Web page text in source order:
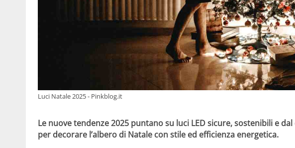
Luci Natale 2025 - Pinkblog.it
Le nuove tendenze 2025 puntano su luci LED sicure, sostenibili e
per decorare l’albero di Natale con stile ed efficienza energetica.